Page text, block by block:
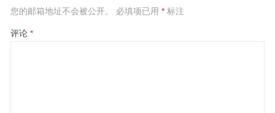
您的邮箱地址不会被公开。 必填项已用 *标注
评论 *